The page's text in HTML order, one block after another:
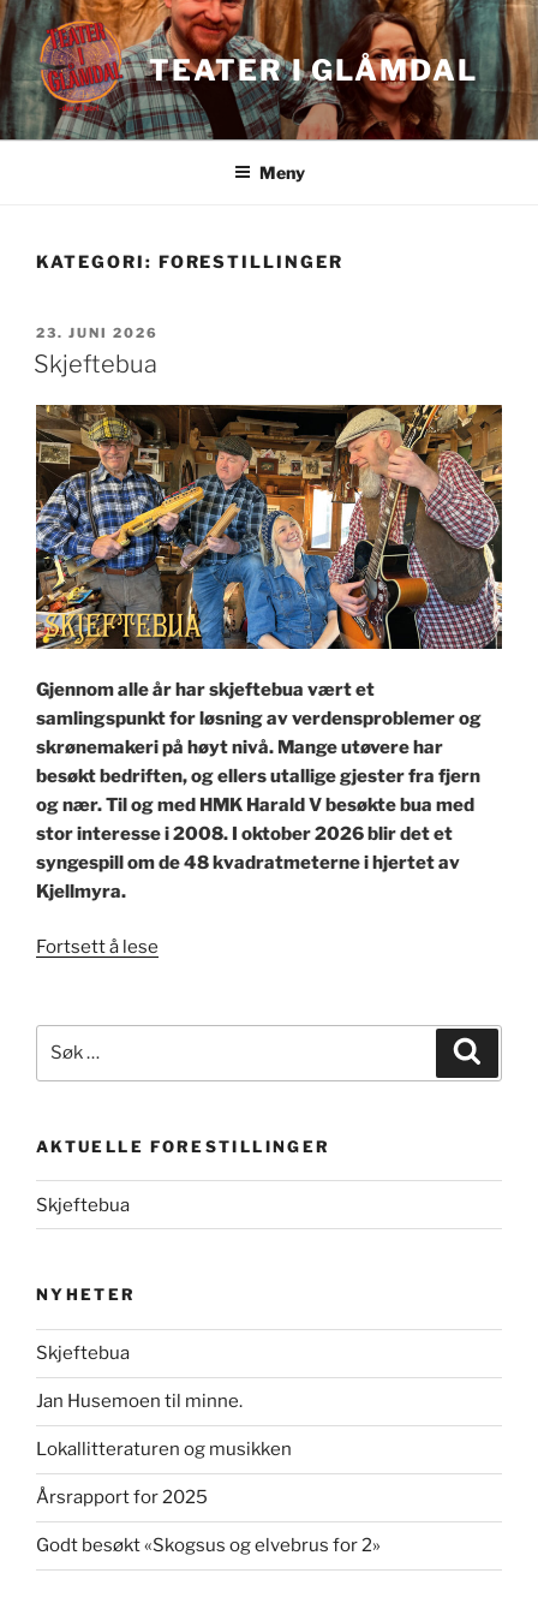
Gå
til
innhold
TEATER I GLÅMDAL
Meny
KATEGORI: FORESTILLINGER
PUBLISERT
23. JUNI 2026
Skjeftebua
Gjennom alle år har skjeftebua vært et
samlingspunkt for løsning av verdensproblemer og
skrønemakeri på høyt nivå. Mange utøvere har
besøkt bedriften, og ellers utallige gjester fra fjern
og nær. Til og med HMK Harald V besøkte bua med
stor interesse i 2008. I oktober 2026 blir det et
syngespill om de 48 kvadratmeterne i hjertet av
Kjellmyra.
Fortsett å lese
etter:
AKTUELLE FORESTILLINGER
Skjeftebua
NYHETER
Skjeftebua
Jan Husemoen til minne.
Lokallitteraturen og musikken
Årsrapport for 2025
Godt besøkt «Skogsus og elvebrus for 2»